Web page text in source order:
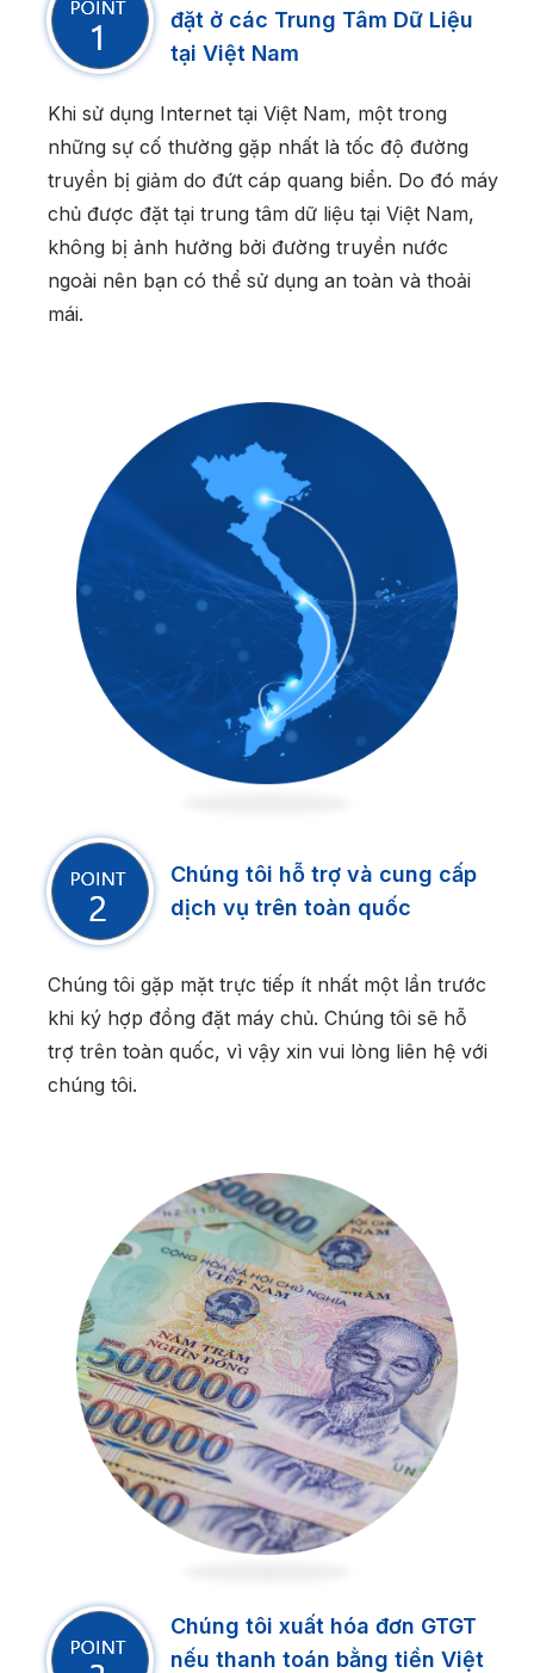
đặt ở các Trung Tâm Dữ Liệu
tại Việt Nam
Khi sử dụng Internet tại Việt Nam, một trong
những sự cố thường gặp nhất là tốc độ đường
truyền bị giảm do đứt cáp quang biển. Do đó máy
chủ được đặt tại trung tâm dữ liệu tại Việt Nam,
không bị ảnh hưởng bởi đường truyền nước
ngoài nên bạn có thể sử dụng an toàn và thoải
mái.
Chúng tôi hỗ trợ và cung cấp
dịch vụ trên toàn quốc
Chúng tôi gặp mặt trực tiếp ít nhất một lần trước
khi ký hợp đồng đặt máy chủ. Chúng tôi sẽ hỗ
trợ trên toàn quốc, vì vậy xin vui lòng liên hệ với
chúng tôi.
Chúng tôi xuất hóa đơn GTGT
nếu thanh toán bằng tiền Việt